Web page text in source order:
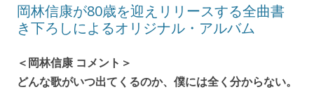
岡林信康が80歳を迎えリリースする全曲書
き下ろしによるオリジナル・アルバム
＜岡林信康 コメント＞
どんな歌がいつ出てくるのか、僕には全く分からない。